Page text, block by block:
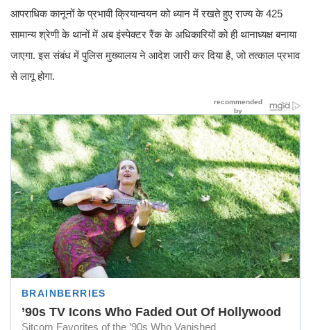
आपराधिक कानूनों के प्रभावी क्रियान्वयन को ध्यान में रखते हुए राज्य के 425
सामान्य श्रेणी के थानों में अब इंस्पेक्टर रैंक के अधिकारियों को ही थानाध्यक्ष बनाया
जाएगा. इस संबंध में पुलिस मुख्यालय ने आदेश जारी कर दिया है, जो तत्काल प्रभाव
से लागू होगा.